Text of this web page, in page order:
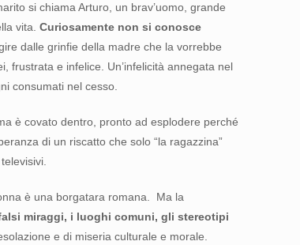
si chiama Arturo, un brav’uomo, grande
vita. Curiosamente non si conosce
dalle grinfie della madre che la vorrebbe
frustrata e infelice. Un’infelicità annegata nel
consumati nel cesso.
è covato dentro, pronto ad esplodere perché
di un riscatto che solo “la ragazzina”
è una borgatara romana. Ma la
miraggi, i luoghi comuni, gli stereotipi
e di miseria culturale e morale.